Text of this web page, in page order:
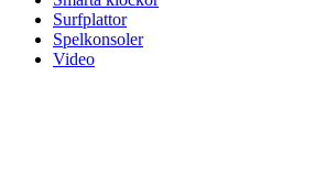
Surfplattor
Spelkonsoler
Video